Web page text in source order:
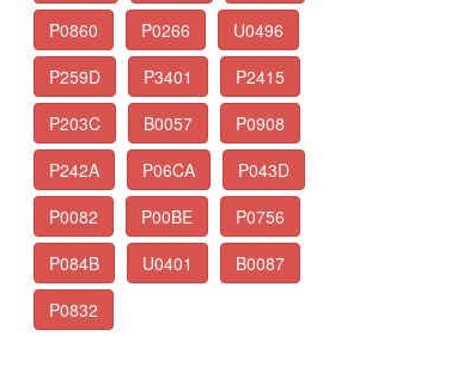
P0860
P0266
U0496
P259D
P3401
P2415
P203C
B0057
P0908
P242A
P06CA
P043D
P0082
P00BE
P0756
P084B
U0401
B0087
P0832